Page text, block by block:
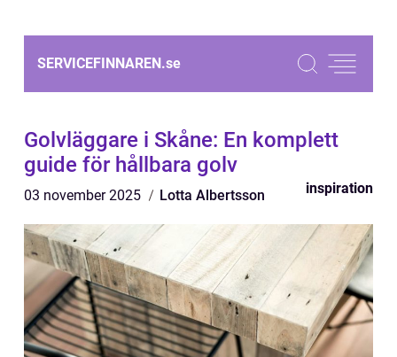
SERVICEFINNAREN.se
Golvläggare i Skåne: En komplett
guide för hållbara golv
03 november 2025 Lotta Albertsson inspiration